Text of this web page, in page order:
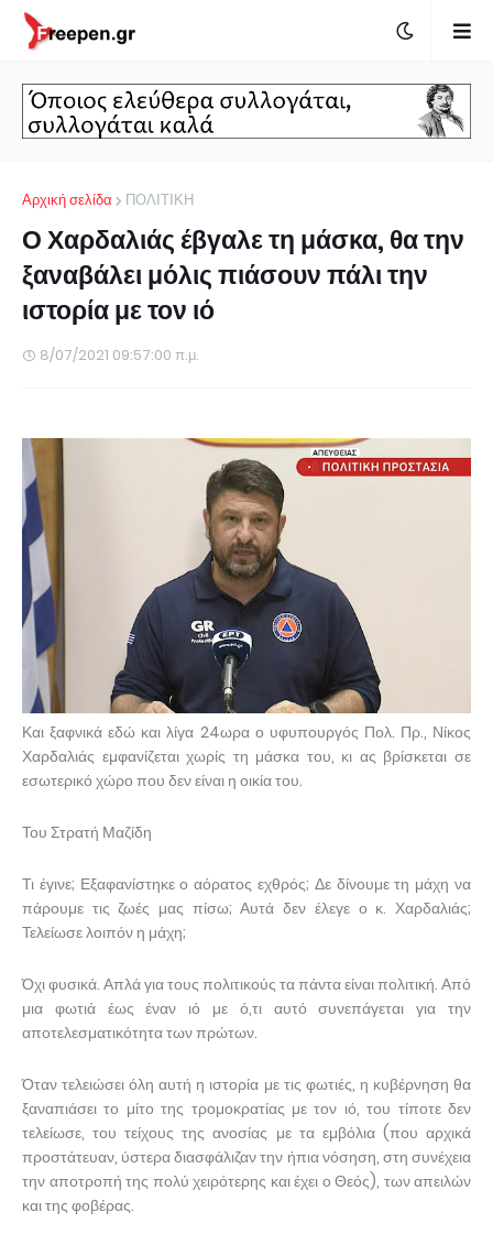
Αρχική σελίδα ΠΟΛΙΤΙΚΗ
Ο Χαρδαλιάς έβγαλε τη μάσκα, θα την
ξαναβάλει μόλις πιάσουν πάλι την
ιστορία με τον ιό
8/07/2021 09:57:00 π.μ.
Και ξαφνικά εδώ και λίγα 24ωρα ο υφυπουργός Πολ. Πρ., Νίκος
Χαρδαλιάς εμφανίζεται χωρίς τη μάσκα του, κι ας βρίσκεται σε
εσωτερικό χώρο που δεν είναι η οικία του.
Του Στρατή Μαζίδη
Τι έγινε; Εξαφανίστηκε ο αόρατος εχθρός; Δε δίνουμε τη μάχη να
πάρουμε τις ζωές μας πίσω; Αυτά δεν έλεγε ο κ. Χαρδαλιάς;
Τελείωσε λοιπόν η μάχη;
Όχι φυσικά. Απλά για τους πολιτικούς τα πάντα είναι πολιτική. Από
μια φωτιά έως έναν ιό με ό,τι αυτό συνεπάγεται για την
αποτελεσματικότητα των πρώτων.
Όταν τελειώσει όλη αυτή η ιστορία με τις φωτιές, η κυβέρνηση θα
ξαναπιάσει το μίτο της τρομοκρατίας με τον ιό, του τίποτε δεν
τελείωσε, του τείχους της ανοσίας με τα εμβόλια (που αρχικά
προστάτευαν, ύστερα διασφάλιζαν την ήπια νόσηση, στη συνέχεια
την αποτροπή της πολύ χειρότερης και έχει ο Θεός), των απειλών
και της φοβέρας.